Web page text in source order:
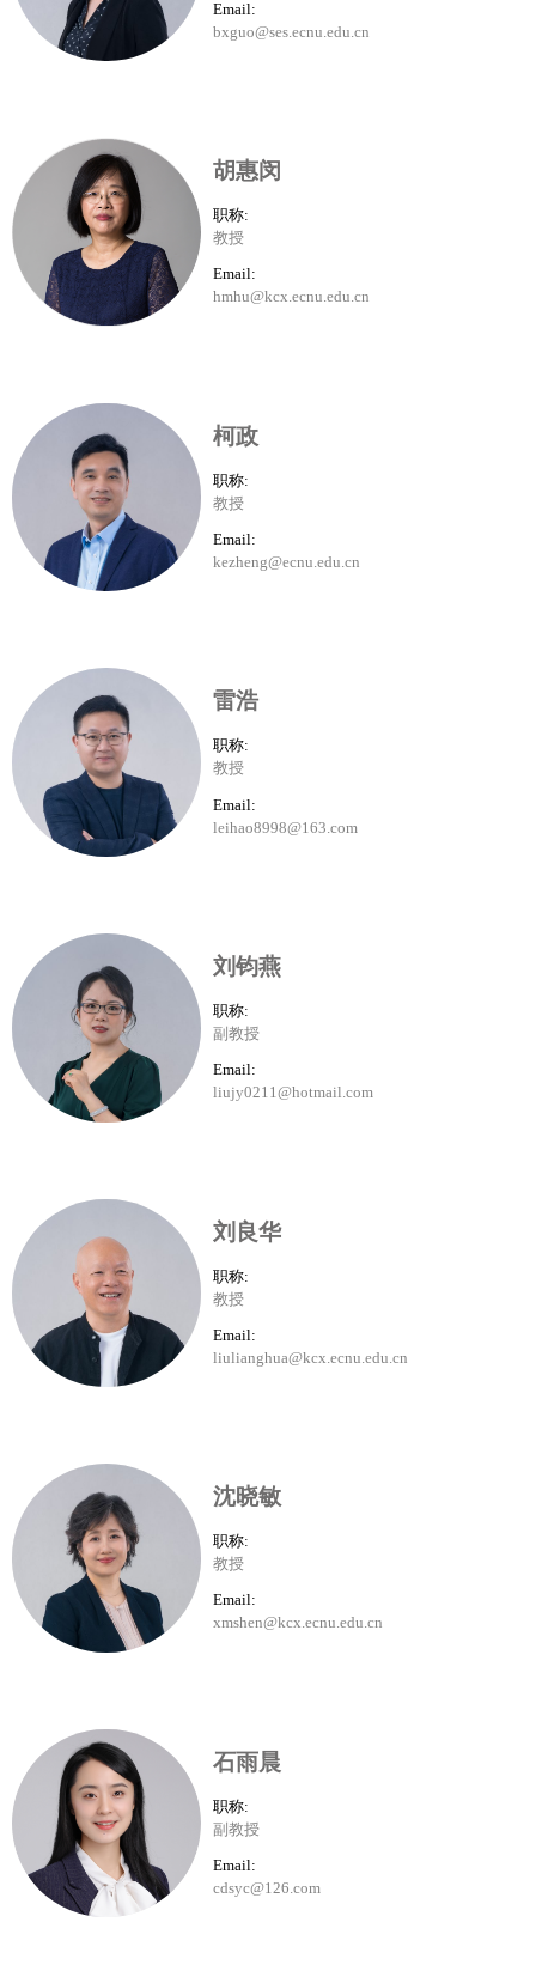
Email:
bxguo@ses.ecnu.edu.cn
胡惠闵
职称:
教授
Email:
hmhu@kcx.ecnu.edu.cn
柯政
职称:
教授
Email:
kezheng@ecnu.edu.cn
雷浩
职称:
教授
Email:
leihao8998@163.com
刘钧燕
职称:
副教授
Email:
liujy0211@hotmail.com
刘良华
职称:
教授
Email:
liulianghua@kcx.ecnu.edu.cn
沈晓敏
职称:
教授
Email:
xmshen@kcx.ecnu.edu.cn
石雨晨
职称:
副教授
Email:
cdsyc@126.com